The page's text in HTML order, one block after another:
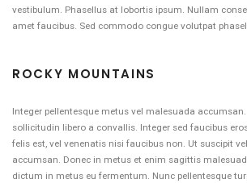
vestibulum. Phasellus at lobortis ipsum. Nullam
amet faucibus. Sed commodo congue volutpat
ROCKY MOUNTAINS
Integer pellentesque metus vel malesuada
sollicitudin libero a convallis. Integer sed faucibus
felis est, vel venenatis nisi faucibus non. Ut suscipit
accumsan. Donec in metus et enim sagittis
dictum in metus eu fermentum. Nunc pellentesque